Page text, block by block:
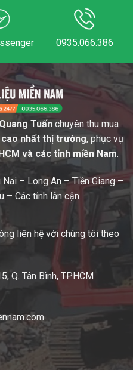
0935.066.386
Tuấn chuyên thu mua
nhất thị trường, phục vụ
và các tỉnh miền Nam.
– Long An – Tiền Giang –
– Các tỉnh lân cận
liên hệ với chúng tôi theo
Q. Tân Bình, TP.HCM